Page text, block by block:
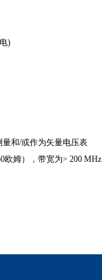
)
量和/或作为矢量电压表
欧姆），带宽为> 200 MHz